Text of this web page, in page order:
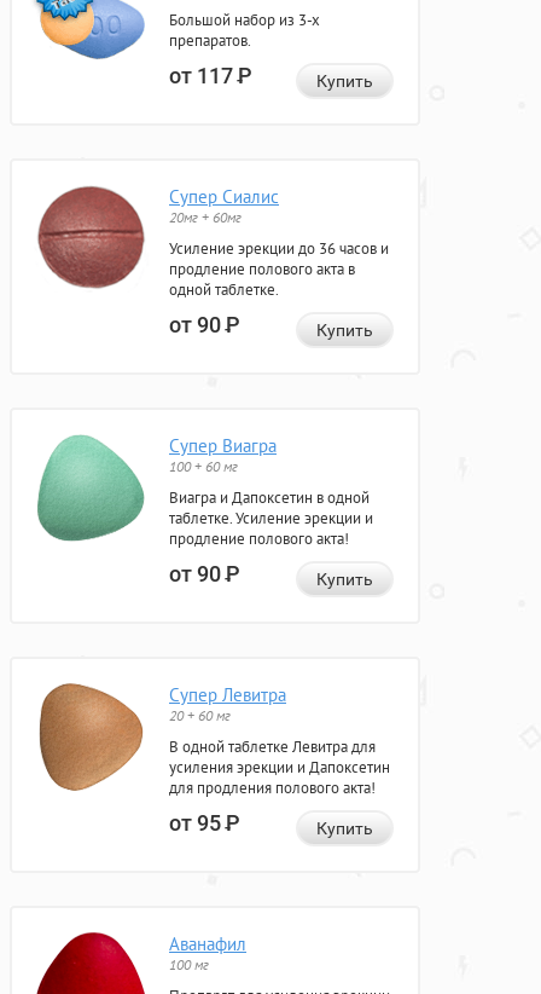
Большой набор из 3-х
препаратов.
от 117Р Купить
Супер Сиалис
20мг + 60мг
Усиление эрекции до 36 часов и
продление полового акта в
одной таблетке.
от 90Р Купить
Супер Виагра
100 + 60 мг
Виагра и Дапоксетин в одной
таблетке. Усиление эрекции и
продление полового акта!
от 90Р Купить
Супер Левитра
20 + 60 мг
В одной таблетке Левитра для
усиления эрекции и Дапоксетин
для продления полового акта!
от 95Р Купить
Аванафил
100 мг